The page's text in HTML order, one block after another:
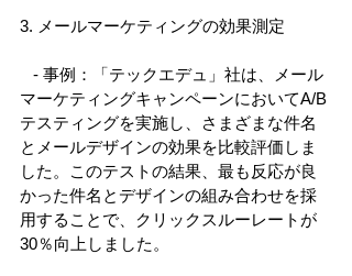
3. メールマーケティングの効果測定
- 事例：「テックエデュ」社は、メール
マーケティングキャンペーンにおいてA/B
テスティングを実施し、さまざまな件名
とメールデザインの効果を比較評価しま
した。このテストの結果、最も反応が良
かった件名とデザインの組み合わせを採
用することで、クリックスルーレートが
30％向上しました。